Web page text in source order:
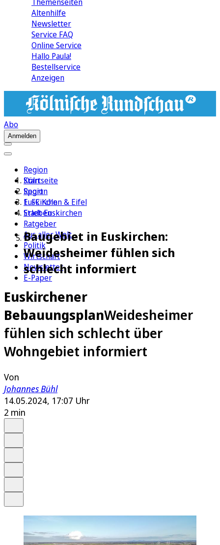
Altenhilfe
Newsletter
Service FAQ
Online Service
Hallo Paula!
Bestellservice
Anzeigen
Abo
Anmelden
Region
Köln
Sport
1. FC Köln
Erleben
Ratgeber
Aus aller Welt
Politik
Wirtschaft
Newsletter
E-Paper
Startseite
Region
Euskirchen & Eifel
Stadt Euskirchen
Baugebiet in Euskirchen:
Weidesheimer fühlen sich
schlecht informiert
Euskirchener
BebauungsplanWeidesheimer
fühlen sich schlecht über
Wohngebiet informiert
Von
Johannes Bühl
14.05.2024, 17:07 Uhr
2 min